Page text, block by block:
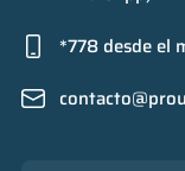
*778 desde el